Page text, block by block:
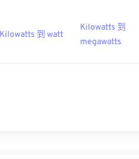
Kilowatts 到 watt
Kilowatts 到
megawatts